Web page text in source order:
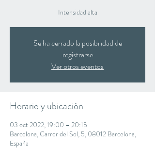
Intensidad alta
Se ha cerrado la posibilidad de
registrarse
Ver otros eventos
Horario y ubicación
03 oct 2022, 19:00 – 20:15
Barcelona, Carrer del Sol, 5, 08012 Barcelona,
España